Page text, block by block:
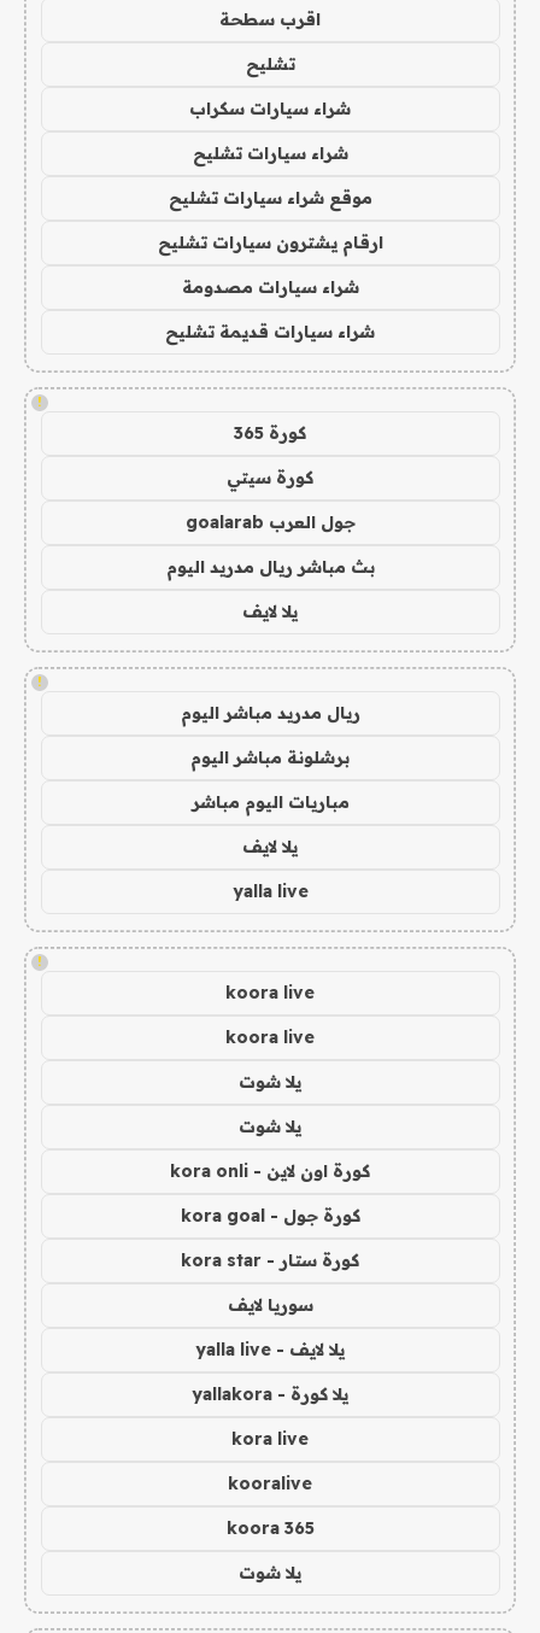
اقرب سطحة
تشليح
شراء سيارات سكراب
شراء سيارات تشليح
موقع شراء سيارات تشليح
ارقام يشترون سيارات تشليح
شراء سيارات مصدومة
شراء سيارات قديمة تشليح
!
كورة 365
كورة سيتي
جول العرب goalarab
بث مباشر ريال مدريد اليوم
يلا لايف
!
ريال مدريد مباشر اليوم
برشلونة مباشر اليوم
مباريات اليوم مباشر
يلا لايف
yalla live
!
koora live
koora live
يلا شوت
يلا شوت
كورة اون لاين - kora onli
كورة جول - kora goal
كورة ستار - kora star
سوريا لايف
يلا لايف - yalla live
يلا كورة - yallakora
kora live
kooralive
koora 365
يلا شوت